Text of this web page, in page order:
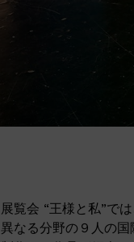
展覧会 “王様と私”では
異なる分野の９人の